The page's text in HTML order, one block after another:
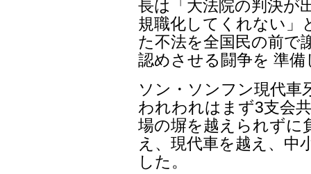
長は「大法院の判決が
規職化してくれない」
た不法を全国民の前で
認めさせる闘争を 準
ソン・ソンフン現代車
われわれはまず3支会
場の塀を越えられずに
え、現代車を越え、中
した。